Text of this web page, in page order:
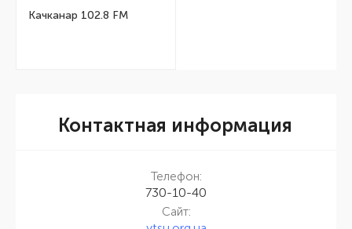
Качканар 102.8 FM
Контактная информация
Телефон:
730-10-40
Сайт: